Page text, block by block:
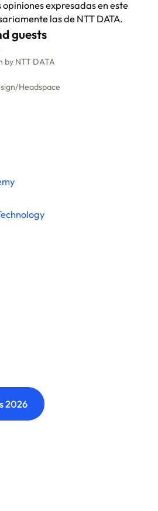
opiniones expresadas en este
las de NTT DATA.
guests
by NTT DATA
/Headspace
2026